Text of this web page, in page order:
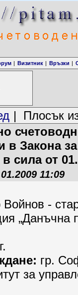
| Визитник | Връзки |
| Плосък
в Закона
сила от
11:09
-
„Данъчна
гр.
за